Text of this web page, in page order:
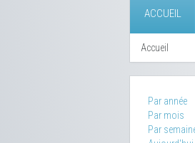
ACCUEIL
Accueil
Par année
Par mois
Par